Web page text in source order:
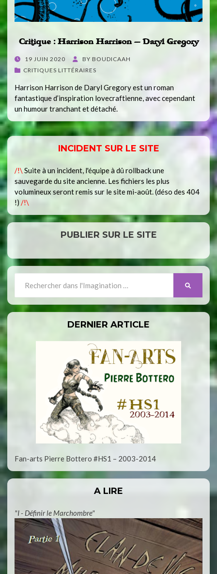
Critique : Harrison Harrison – Daryl Gregory
POSTED
ON
19 JUIN 2020 BY BOUDICAAH
CRITIQUES LITTÉRAIRES
Harrison Harrison de Daryl Gregory est un roman
fantastique d’inspiration lovecraftienne, avec cependant
un humour tranchant et détaché.
INCIDENT SUR LE SITE
/!\ Suite à un incident, l'équipe à dû rollback une
sauvegarde du site ancienne. Les fichiers les plus
volumineux seront remis sur le site mi-août. (déso des 404
!) /!\
PUBLIER SUR LE SITE
for:
DERNIER ARTICLE
Fan-arts Pierre Bottero #HS1 – 2003-2014
A LIRE
"I - Définir le Marchombre"